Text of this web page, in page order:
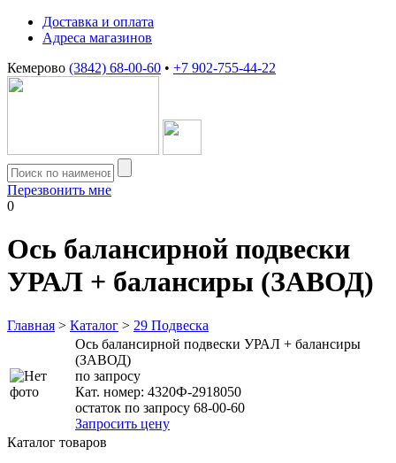
Доставка и оплата
Адреса магазинов
Кемерово (3842) 68-00-60 • +7 902-755-44-22
Перезвонить мне
0
Ось балансирной подвески
УРАЛ + балансиры (ЗАВОД)
Главная > Каталог > 29 Подвеска
Ось балансирной подвески УРАЛ + балансиры
(ЗАВОД)
по запросу
Кат. номер: 4320Ф-2918050
остаток по запросу 68-00-60
Запросить цену
Каталог товаров